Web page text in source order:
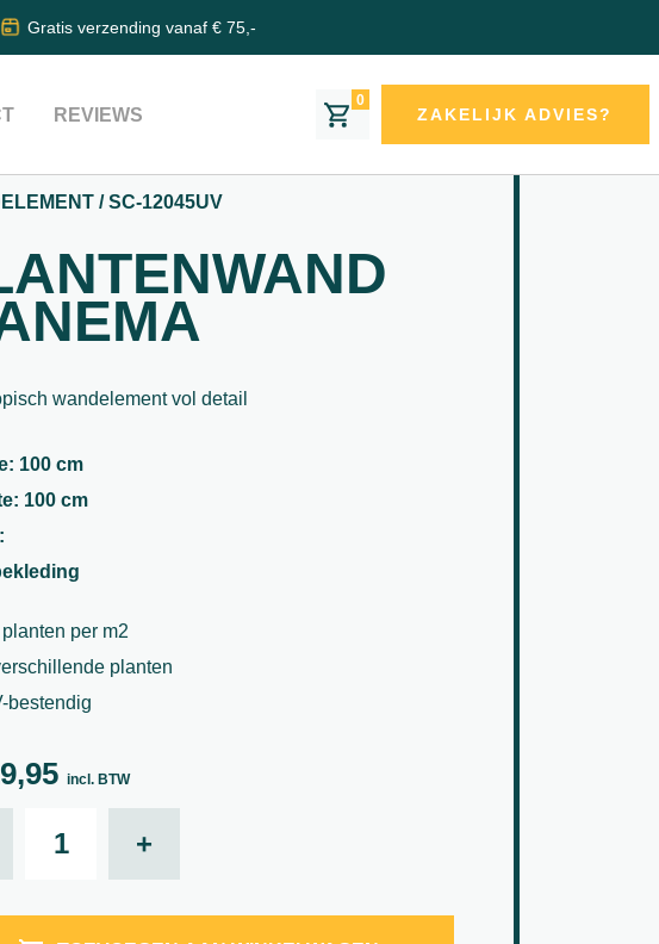
Gratis verzending vanaf € 75,-
REVIEWS
0
ZAKELIJK ADVIES?
/ SC-12045UV
wandelement vol detail
100 cm
100 cm
per m2
planten
bestendig
incl. BTW
+